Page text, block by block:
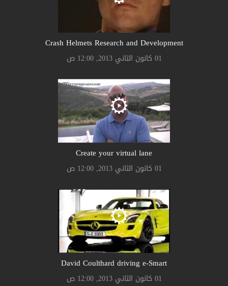
Crash Helmets Research and Development
01 كانون الثاني 2013, 12:00 ص
Create your virtual lane
01 كانون الثاني 2013, 12:00 ص
David Coulthard driving e-Smart
01 كانون الثاني 2013, 12:00 ص